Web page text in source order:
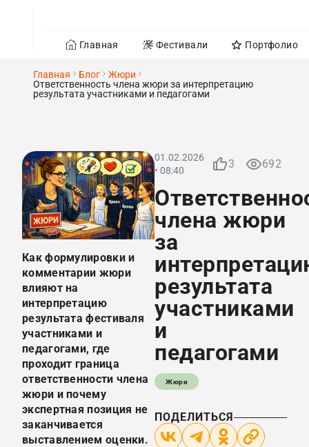
Главная Фестивали Портфолио
Главная Блог
Жюри
Ответственность члена жюри за интерпретацию
результата участниками и педагогами
Как формулировки и
комментарии жюри
влияют на
интерпретацию
результата фестиваля
участниками и
педагогами, где
проходит граница
ответственности члена
жюри и почему
экспертная позиция не
заканчивается
выставлением оценки.
01.02.2026
• 08:40
3 692
члена жюри
за
результата
участниками
и
педагогами
Жюри
ПОДЕЛИТЬСЯ